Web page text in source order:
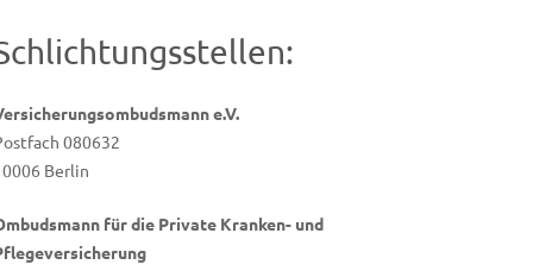
e.V.
080632
Berlin
für die Private Kranken- und